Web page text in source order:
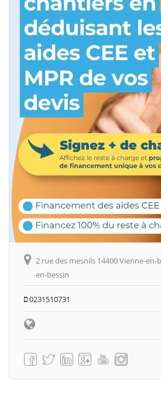
2 rue des mesnils 14400 Vienne-en-
en-bessin
0231510731